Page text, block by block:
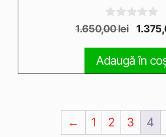
0
o
u
t
o
f
1.650,00lei
Adaugă în
← 1 2 3 4